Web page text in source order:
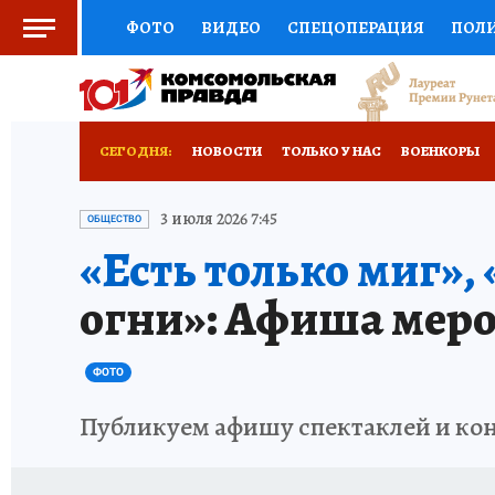
ФОТО ВИДЕО СПЕЦОПЕРАЦИЯ
СОЦПОДДЕРЖКА НАУКА СПОРТ
ДЕФИЦИТ ЖЕЛЕЗА
ГИД ПОТРЕБИТЕЛЯ
СЕГОДНЯ: НОВОСТИ ТОЛЬКО У НАС ВОЕНКОРЫ
НОВОРОССИЯ
ОБЩЕСТВО 3 июля 2026 7:45
«Есть только
огни»: Афиша
ФОТО
Публикуем афишу спектаклей и